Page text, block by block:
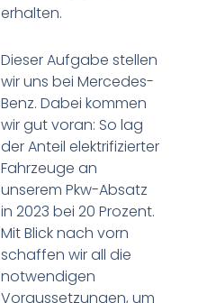
erhalten.
Dieser Aufgabe stellen
wir uns bei Mercedes-
Benz. Dabei kommen
wir gut voran: So lag
der Anteil elektrifizierter
Fahrzeuge an
unserem Pkw-Absatz
in 2023 bei 20 Prozent.
Mit Blick nach vorn
schaffen wir all die
notwendigen
Voraussetzungen, um